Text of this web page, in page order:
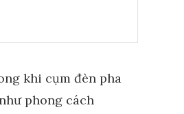
khi cụm đèn pha
phong cách